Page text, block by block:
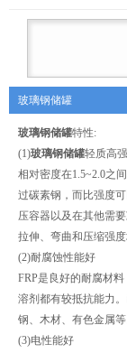
玻璃钢储罐
玻璃钢储罐特性:
(1)玻璃钢储罐轻质高强
相对密度在1.5~2.0之
过碳素钢，而比强度
压容器以及在其他需
拉伸、弯曲和压缩强度
(2)耐腐蚀性能好
FRP是良好的耐腐材
溶剂都有较抵抗能力
钢、木材、有色金属等
(3)电性能好